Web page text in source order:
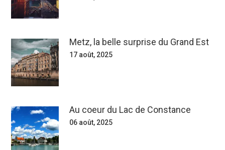
Metz, la belle surprise du Grand Est
17 août, 2025
Au coeur du Lac de Constance
06 août, 2025